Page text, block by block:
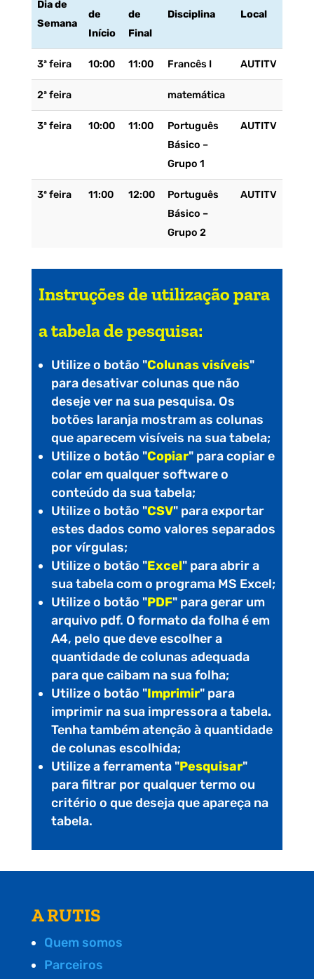
Dia de
Semana
de
Início
de
Final
Disciplina Local
3ª feira 10:00 11:00 Francês I AUTITV
2ª feira matemática
3ª feira 10:00 11:00
Português
Básico –
Grupo 1
AUTITV
3ª feira 11:00 12:00
Português
Básico –
Grupo 2
AUTITV
Instruções de utilização para
a tabela de pesquisa:
Utilize o botão "Colunas visíveis"
para desativar colunas que não
deseje ver na sua pesquisa. Os
botões laranja mostram as colunas
que aparecem visíveis na sua tabela;
Utilize o botão "Copiar" para copiar e
colar em qualquer software o
conteúdo da sua tabela;
Utilize o botão "CSV" para exportar
estes dados como valores separados
por vírgulas;
Utilize o botão "Excel" para abrir a
sua tabela com o programa MS Excel;
Utilize o botão "PDF" para gerar um
arquivo pdf. O formato da folha é em
A4, pelo que deve escolher a
quantidade de colunas adequada
para que caibam na sua folha;
Utilize o botão "Imprimir" para
imprimir na sua impressora a tabela.
Tenha também atenção à quantidade
de colunas escolhida;
Utilize a ferramenta "Pesquisar"
para filtrar por qualquer termo ou
critério o que deseja que apareça na
tabela.
A RUTIS
Quem somos
Parceiros